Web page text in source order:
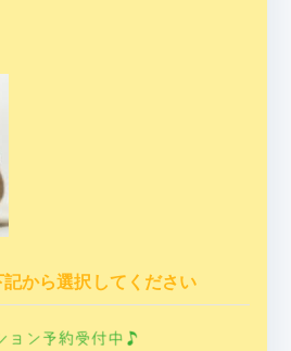
から選択してください